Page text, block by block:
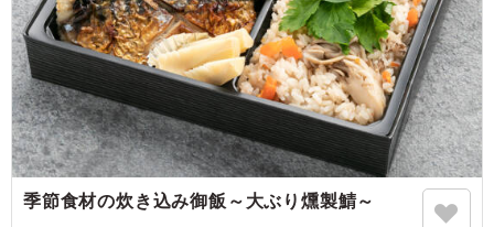
※写真は「C：おかかチーズのおにぎり・オリーブ味噌のおに
ぎり・サバカレーのおにぎり」です。
5.0
冷めたままでも味付けがしっかりしていておいしく食べら
れました。 多すぎず少なすぎない適度なボリューム感
で、栄養バランスも考えられており彩もよく、女性にも好
評でした。 メインの鳥肉の煮込みがとてもおいしかった
です。
季節食材の炊き込み御飯～大ぶり燻製鯖～